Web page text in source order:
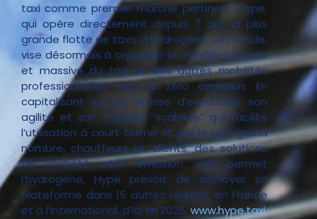
taxi comme premier marché pertinent. Hype,
qui opère directement depuis 7 ans la plus
grande flotte de taxis à hydrogène au monde,
vise désormais à organiser la transition rapide
et massive du taxi et des autres mobilités
professionnelles vers le zéro émission. En
capitalisant sur sa vitesse d’exécution, son
agilité et son modèle ‘’scalable’’ qui facilite
l’utilisation à court terme et par le plus grand
nombre, chauffeurs et clients, des solutions
de mobilité zéro émission que permet
l’hydrogène, Hype prévoit de déployer sa
plateforme dans 15 autres régions, en France
et à l’international, d’ici fin 2025. www.hype.taxi